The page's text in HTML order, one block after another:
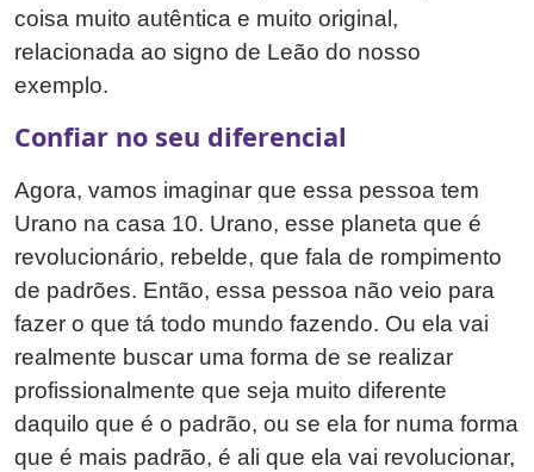
coisa muito autêntica e muito original,
relacionada ao signo de Leão do nosso
exemplo.
Confiar no seu diferencial
Agora, vamos imaginar que essa pessoa tem
Urano na casa 10. Urano, esse planeta que é
revolucionário, rebelde, que fala de rompimento
de padrões. Então, essa pessoa não veio para
fazer o que tá todo mundo fazendo. Ou ela vai
realmente buscar uma forma de se realizar
profissionalmente que seja muito diferente
daquilo que é o padrão, ou se ela for numa forma
que é mais padrão, é ali que ela vai revolucionar,